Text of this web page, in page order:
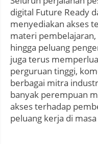
digital Future Ready
menyediakan akses
materi
hingga peluang
juga terus
perguruan tinggi,
berbagai mitra
banyak perempuan
akses terhadap
peluang kerja di